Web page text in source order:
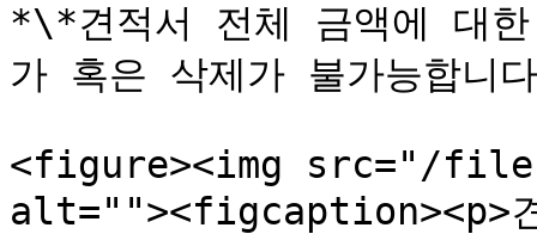
*\*견적서 전체 금액에 대
가 혹은 삭제가 불가능합니
<figure><img src="/files/
alt=""><figcaption><p>